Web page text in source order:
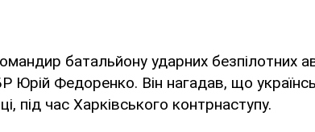
батальйону ударних безпілотних
Юрій Федоренко. Він нагадав, що
під час Харківського контрнаступу.